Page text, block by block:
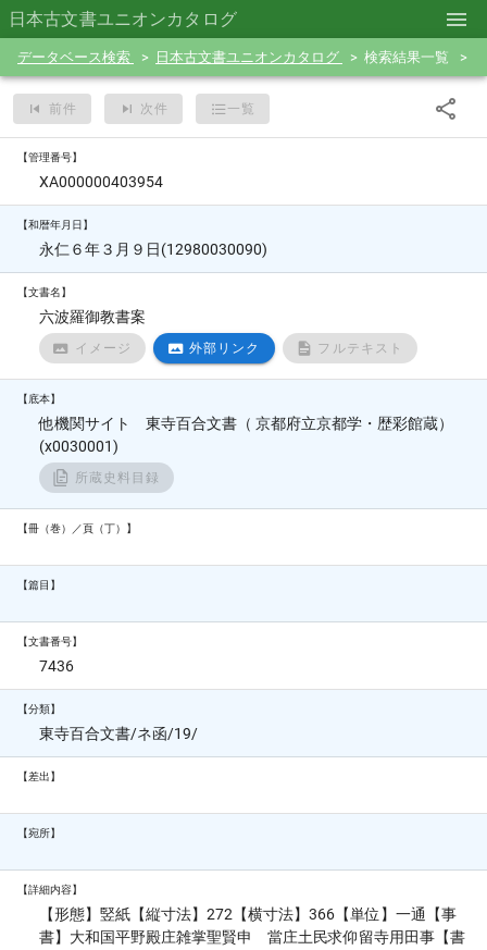
日本古文書ユニオンカタログ
データベース検索 日本古文書ユニオンカタログ 検索結果一覧
前件 次件 一覧
【管理番号】
XA000000403954
【和暦年月日】
永仁６年３月９日(12980030090)
【文書名】
六波羅御教書案
イメージ 外部リンク フルテキスト
【底本】
他機関サイト 東寺百合文書（ 京都府立京都学・歴彩館蔵）
(x0030001)
所蔵史料目録
【冊（巻）／頁（丁）】
【篇目】
【文書番号】
7436
【分類】
東寺百合文書/ネ函/19/
【差出】
【宛所】
【詳細内容】
【形態】竪紙【縦寸法】272【横寸法】366【単位】一通【事
書】大和国平野殿庄雑掌聖賢申 當庄土民求仰留寺用田事【書